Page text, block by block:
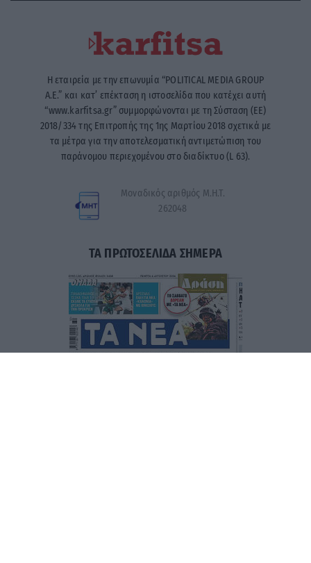
Η εταιρεία με την επωνυμία “POLITICAL MEDIA GROUP
A.E.” και κατ’ επέκταση η ιστοσελίδα που κατέχει αυτή
“www.karfitsa.gr” συμμορφώνονται με τη Σύσταση (ΕΕ)
2018/334 της Επιτροπής της 1ης Μαρτίου 2018 σχετικά με
τα μέτρα για την αποτελεσματική αντιμετώπιση του
παράνομου περιεχομένου στο διαδίκτυο (L 63).
Μοναδικός αριθμός Μ.Η.Τ.
262048
ΤΑ ΠΡΩΤΟΣΕΛΙΔΑ ΣΗΜΕΡΑ